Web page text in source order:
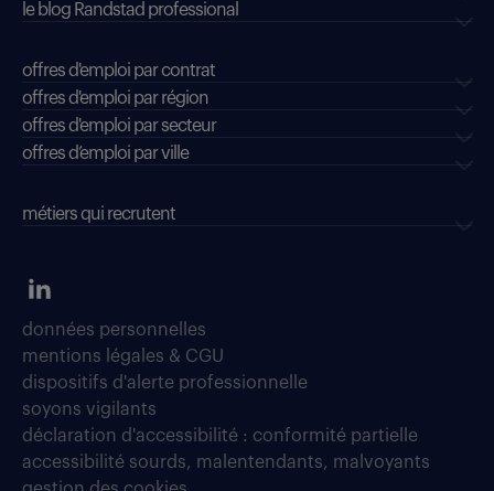
le blog Randstad professional
offres d'emploi par contrat
offres d'emploi par région
offres d'emploi par secteur
offres d’emploi par ville
métiers qui recrutent
données personnelles
mentions légales & CGU
dispositifs d'alerte professionnelle
soyons vigilants
déclaration d'accessibilité : conformité partielle
accessibilité sourds, malentendants, malvoyants